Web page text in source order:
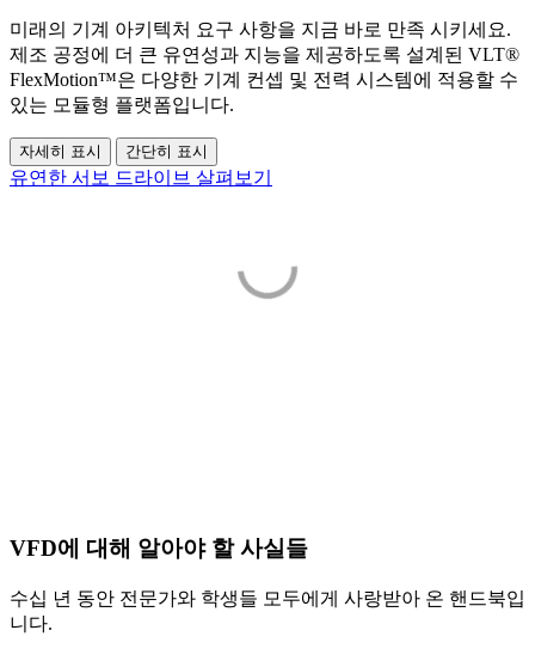
미래의 기계 아키텍처 요구 사항을 지금 바로 만족 시키세요.
제조 공정에 더 큰 유연성과 지능을 제공하도록 설계된 VLT®
FlexMotion™은 다양한 기계 컨셉 및 전력 시스템에 적용할 수
있는 모듈형 플랫폼입니다.
자세히 표시 간단히 표시
유연한 서보 드라이브 살펴보기
VFD에 대해 알아야 할 사실들
수십 년 동안 전문가와 학생들 모두에게 사랑받아 온 핸드북입
니다.